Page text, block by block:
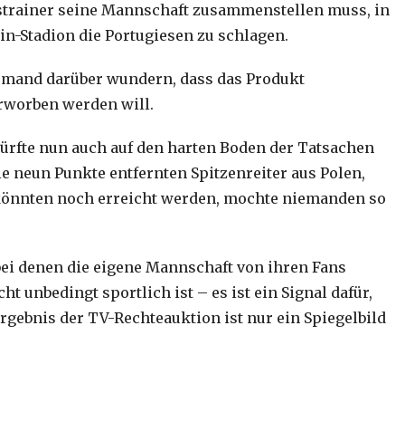
seine Mannschaft zusammenstellen muss, in
Stadion die Portugiesen zu schlagen.
darüber wundern, dass das Produkt
werden will.
nun auch auf den harten Boden der Tatsachen
neun Punkte entfernten Spitzenreiter aus Polen,
noch erreicht werden, mochte niemanden so
denen die eigene Mannschaft von ihren Fans
unbedingt sportlich ist – es ist ein Signal dafür,
der TV-Rechteauktion ist nur ein Spiegelbild